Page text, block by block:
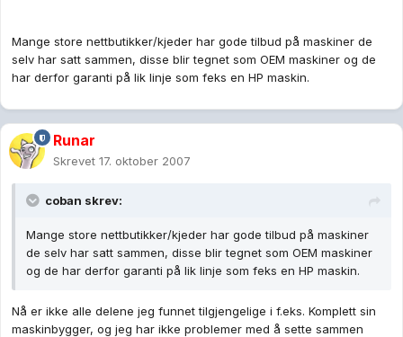
Mange store nettbutikker/kjeder har gode tilbud på maskiner de
selv har satt sammen, disse blir tegnet som OEM maskiner og de
har derfor garanti på lik linje som feks en HP maskin.
Runar
Skrevet 17. oktober 2007
coban skrev:
Mange store nettbutikker/kjeder har gode tilbud på maskiner
de selv har satt sammen, disse blir tegnet som OEM maskiner
og de har derfor garanti på lik linje som feks en HP maskin.
Nå er ikke alle delene jeg funnet tilgjengelige i f.eks. Komplett sin
maskinbygger, og jeg har ikke problemer med å sette sammen